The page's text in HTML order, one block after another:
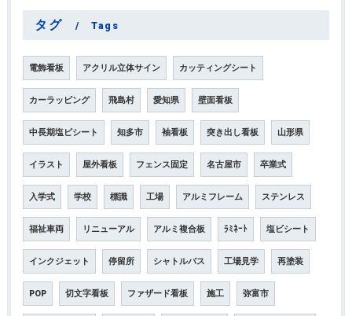
タグ Tags
電飾看板 アクリル立体サイン カッティングシート
カーラッピング 飛島村 愛知県 壁面看板
中長期塩ビシート 知多市 袖看板 突き出し看板 山形県
イラスト 屋外看板 フェンス固定 名古屋市 卒業式
入学式 学校 標識 工場 アルミフレーム ステンレス
福祉車両 リニューアル アルミ複合板 ﾗﾐﾈｰﾄ 塩ビシート
インクジェット 停留所 シャトルバス 工場見学 再塗装
POP 切文字看板 ファザード看板 施工 弥富市